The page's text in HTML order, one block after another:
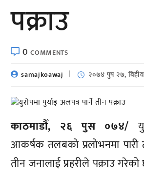
पक्राउ
0COMMENTS
samajkoawaj
२०७४ पुष २७,
काठमाडौँ, २६ पुस ०७४/
आकर्षक तलबको प्रलोभनमा
तीन जनालाई प्रहरीले पक्राउ